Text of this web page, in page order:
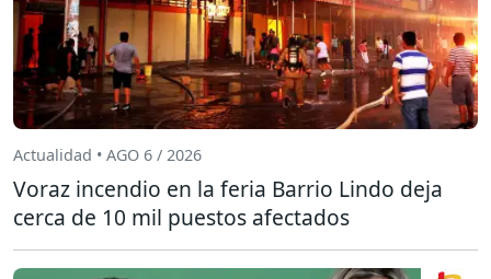
Actualidad • AGO 6 / 2026
Voraz incendio en la feria Barrio Lindo deja
cerca de 10 mil puestos afectados